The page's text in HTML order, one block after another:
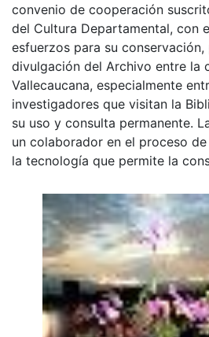
convenio de cooperación
del Cultura Departamental, con
esfuerzos para su
divulgación del Archivo entre la
Vallecaucana, especialmente
investigadores que visitan la
su uso y consulta permanente.
un colaborador en el proceso
la tecnología que permite la